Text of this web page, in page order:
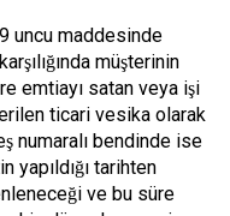
uncu maddesinde
müşterinin
emtiayı satan veya işi
ticari vesika olarak
numaralı bendinde ise
yapıldığı tarihten
ve bu süre